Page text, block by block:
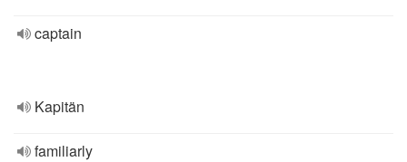
captain
Kapitän
familiarly